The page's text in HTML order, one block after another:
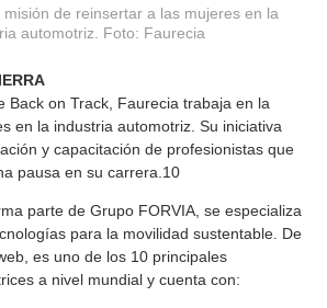
de reinsertar a las mujeres en la
automotriz. Foto: Faurecia
Back on Track, Faurecia trabaja en la
en la industria automotriz. Su iniciativa
y capacitación de profesionistas que
pausa en su carrera.10
parte de Grupo FORVIA, se especializa
para la movilidad sustentable. De
es uno de los 10 principales
a nivel mundial y cuenta con: